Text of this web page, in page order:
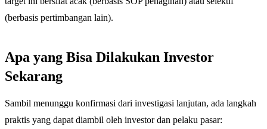
(berbasis pertimbangan lain).
Apa yang Bisa Dilakukan Investor
Sekarang
Sambil menunggu konfirmasi dari investigasi lanjutan, ada langkah
praktis yang dapat diambil oleh investor dan pelaku pasar: